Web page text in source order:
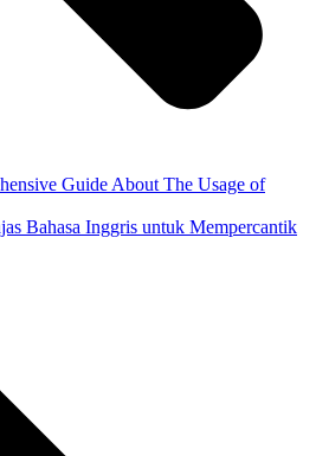
Guide About The Usage of
Bahasa Inggris untuk Mempercantik